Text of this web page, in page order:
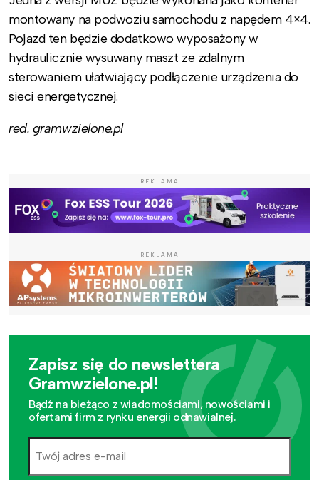
montowany na podwoziu samochodu z napędem 4×4.
Pojazd ten będzie dodatkowo wyposażony w
hydraulicznie wysuwany maszt ze zdalnym
sterowaniem ułatwiający podłączenie urządzenia do
sieci energetycznej.
red. gramwzielone.pl
REKLAMA
REKLAMA
Zapisz się do newslettera
Gramwzielone.pl!
Bądź na bieżąco z wiadomościami, nowościami i
ofertami firm z rynku energii odnawialnej.